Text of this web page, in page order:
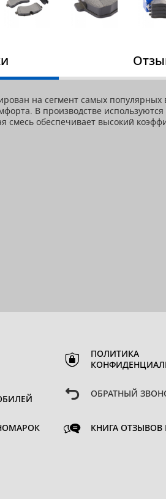
на сегмент самых
В производстве
смесь обеспечивает высокий
ПОЛИТИКА
ОБРАТНЫЙ
КНИГА